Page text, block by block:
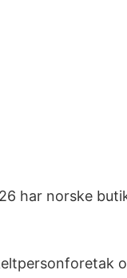
har norske